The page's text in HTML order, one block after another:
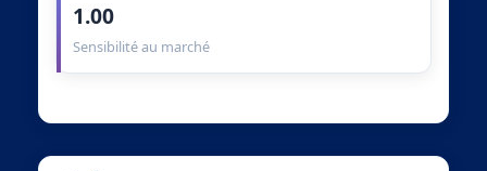
1.00
Sensibilité au marché